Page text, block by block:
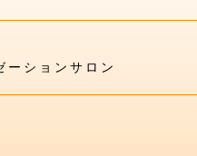
ーションサロン